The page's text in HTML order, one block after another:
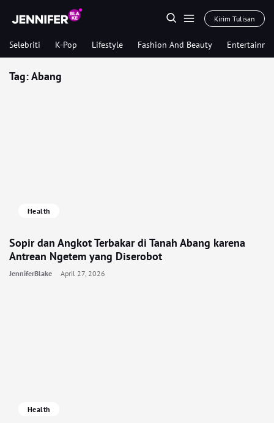
Kirim Tulisan
Selebriti K-Pop Lifestyle Fashion And Beauty
Tag:Abang
Health
Sopir dan Angkot Terbakar di Tanah Abang karena
Antrean Ngetem yang Diserobot
JenniferBlake April 27, 2026
Health